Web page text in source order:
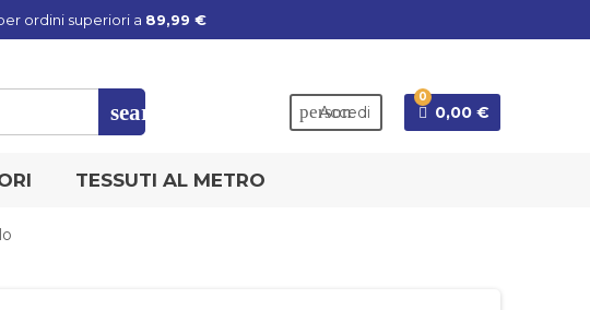
ordini superiori a 89,99 €
search person
Accedi
0
0,00 €
TESSUTI AL METRO